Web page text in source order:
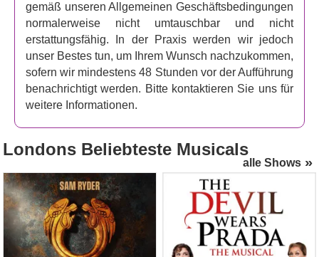
gemäß unseren Allgemeinen Geschäftsbedingungen
normalerweise nicht umtauschbar und nicht
erstattungsfähig. In der Praxis werden wir jedoch
unser Bestes tun, um Ihrem Wunsch nachzukommen,
sofern wir mindestens 48 Stunden vor der Aufführung
benachrichtigt werden. Bitte kontaktieren Sie uns für
weitere Informationen.
alle Shows
Londons Beliebteste Musicals
Jesus Christ Superstar
(London Palladium)
The Devil Wears Prada